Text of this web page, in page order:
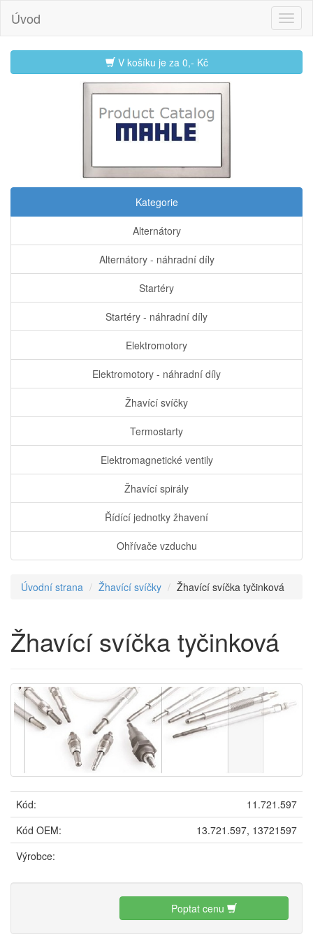
Úvod
V košíku je za 0,- Kč
Kategorie
Alternátory
Alternátory - náhradní díly
Startéry
Startéry - náhradní díly
Elektromotory
Elektromotory - náhradní díly
Žhavící svíčky
Termostarty
Elektromagnetické ventily
Žhavící spirály
Řídící jednotky žhavení
Ohřívače vzduchu
Úvodní strana Žhavící svíčky Žhavící svíčka tyčinková
Žhavící svíčka tyčinková
Kód:
11.721.597
Kód OEM:
13.721.597, 13721597
Výrobce:
Poptat cenu